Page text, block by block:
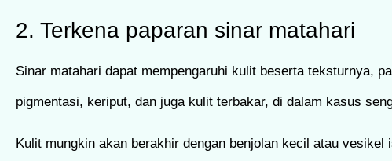
2. Terkena paparan sinar matahari
Sinar matahari dapat mempengaruhi kulit beserta teksturnya,
pigmentasi, keriput, dan juga kulit terbakar, di dalam kasus
Kulit mungkin akan berakhir dengan benjolan kecil atau